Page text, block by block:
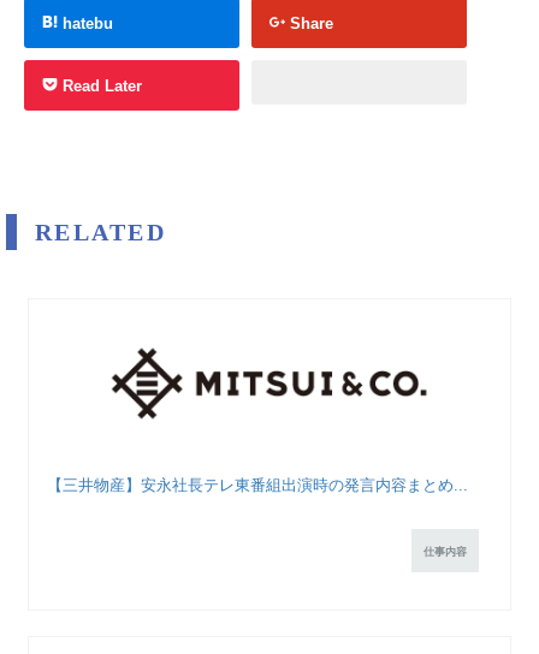
hatebu Share
Read Later
RELATED
【三井物産】安永社長テレ東番組出演時の発言内容まとめ...
仕事内容